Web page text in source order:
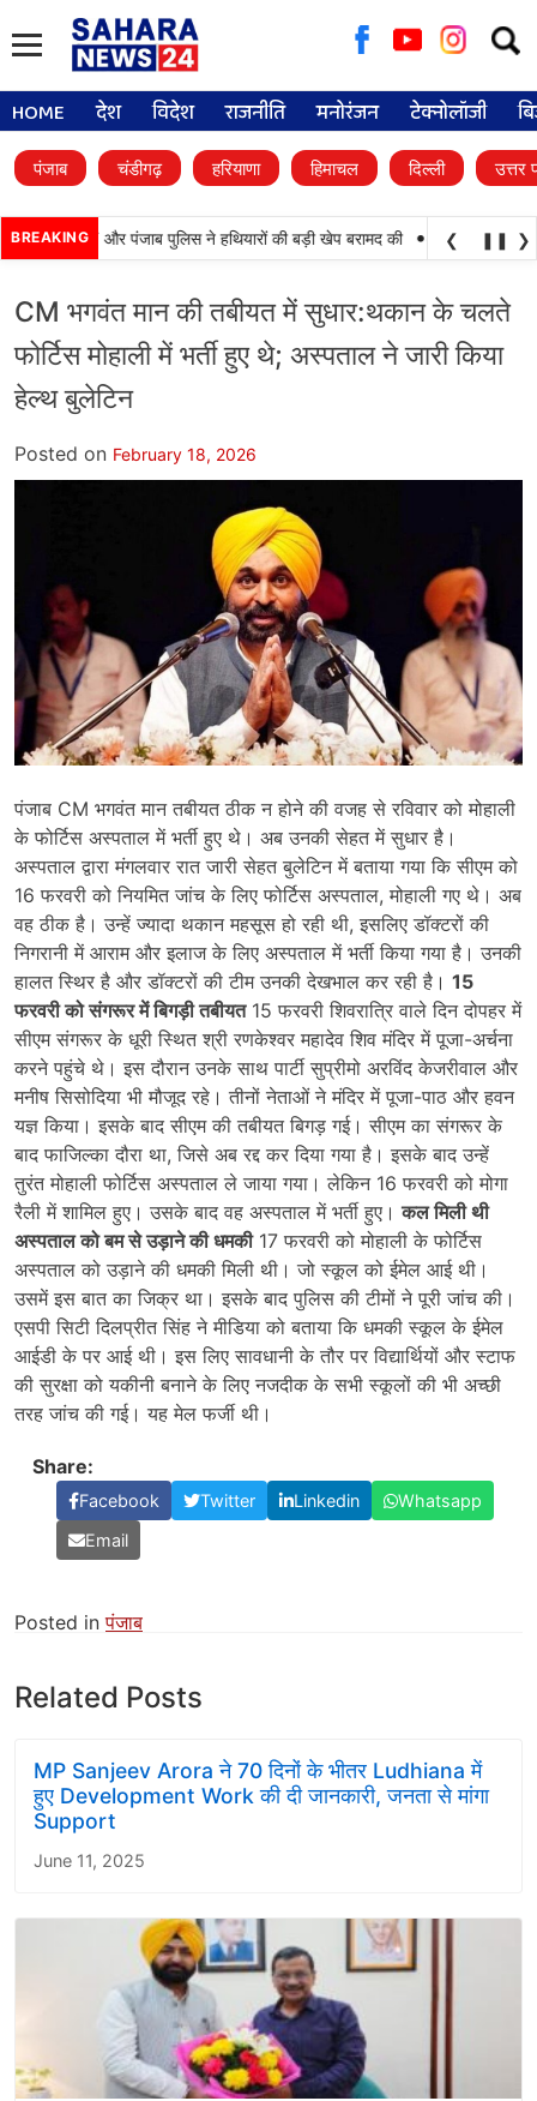
for:
HOME देश विदेश राजनीति मनोरंजन टेक्नोलॉजी
पंजाब चंडीगढ़ हरियाणा हिमाचल दिल्ली उत्तर
BREAKINGBSF और पंजाब पुलिस ने हथियारों की बड़ी खेप बरामद की • अमन अरोड़ा ने
❮ ❚❚ ❯
CM भगवंत मान की तबीयत में सुधार:थकान के चलते
फोर्टिस मोहाली में भर्ती हुए थे; अस्पताल ने जारी किया
हेल्थ बुलेटिन
Posted on February 18, 2026
पंजाब CM भगवंत मान तबीयत ठीक न होने की वजह से रविवार को मोहाली
के फोर्टिस अस्पताल में भर्ती हुए थे। अब उनकी सेहत में सुधार है।
अस्पताल द्वारा मंगलवार रात जारी सेहत बुलेटिन में बताया गया कि सीएम को
16 फरवरी को नियमित जांच के लिए फोर्टिस अस्पताल, मोहाली गए थे। अब
वह ठीक है। उन्हें ज्यादा थकान महसूस हो रही थी, इसलिए डॉक्टरों की
निगरानी में आराम और इलाज के लिए अस्पताल में भर्ती किया गया है। उनकी
हालत स्थिर है और डॉक्टरों की टीम उनकी देखभाल कर रही है। 15
फरवरी को संगरूर में बिगड़ी तबीयत15 फरवरी शिवरात्रि वाले दिन दोपहर में
सीएम संगरूर के धूरी स्थित श्री रणकेश्वर महादेव शिव मंदिर में पूजा-अर्चना
करने पहुंचे थे। इस दौरान उनके साथ पार्टी सुप्रीमो अरविंद केजरीवाल और
मनीष सिसोदिया भी मौजूद रहे। तीनों नेताओं ने मंदिर में पूजा-पाठ और हवन
यज्ञ किया। इसके बाद सीएम की तबीयत बिगड़ गई। सीएम का संगरूर के
बाद फाजिल्का दौरा था, जिसे अब रद्द कर दिया गया है। इसके बाद उन्हें
तुरंत मोहाली फोर्टिस अस्पताल ले जाया गया। लेकिन 16 फरवरी को मोगा
रैली में शामिल हुए। उसके बाद वह अस्पताल में भर्ती हुए।कल मिली थी
अस्पताल को बम से उड़ाने की धमकी17 फरवरी को मोहाली के फोर्टिस
अस्पताल को उड़ाने की धमकी मिली थी। जो स्कूल को ईमेल आई थी।
उसमें इस बात का जिक्र था। इसके बाद पुलिस की टीमों ने पूरी जांच की।
एसपी सिटी दिलप्रीत सिंह ने मीडिया को बताया कि धमकी स्कूल के ईमेल
आईडी के पर आई थी। इस लिए सावधानी के तौर पर विद्यार्थियों और स्टाफ
की सुरक्षा को यकीनी बनाने के लिए नजदीक के सभी स्कूलों की भी अच्छी
तरह जांच की गई। यह मेल फर्जी थी।
Share:
Facebook Twitter Linkedin
Whatsapp
Email
Posted inपंजाब
Related Posts
MP Sanjeev Arora ने 70 दिनों के भीतर Ludhiana में
हुए Development Work की दी जानकारी, जनता से मांगा
Support
June 11, 2025